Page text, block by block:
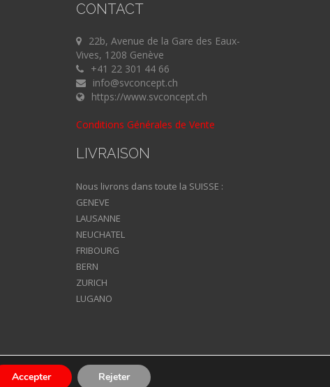
CONTACT
22b, Avenue de la Gare des Eaux-
Vives, 1208 Genève
+41 22 301 44 66
info@svconcept.ch
https://www.svconcept.ch
Conditions Générales de Vente
LIVRAISON
Nous livrons dans toute la SUISSE :
GENEVE
LAUSANNE
NEUCHATEL
FRIBOURG
BERN
ZURICH
LUGANO
Accepter Rejeter